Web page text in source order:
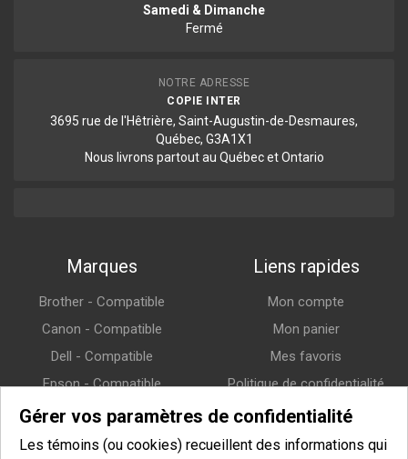
Samedi & Dimanche
Fermé
NOTRE ADRESSE
COPIE INTER
3695 rue de l'Hêtrière, Saint-Augustin-de-Desmaures,
Québec, G3A1X1
Nous livrons partout au Québec et Ontario
Marques
Brother - Compatible
Canon - Compatible
Dell - Compatible
Epson - Compatible
HP (Hewlett-Packard) -
Compatible
Liens rapides
Mon compte
Mon panier
Mes favoris
Politique de confidentialité
Politique de retour
Politique de livraison
Gérer vos paramètres de confidentialité
Les témoins (ou cookies) recueillent des informations qui